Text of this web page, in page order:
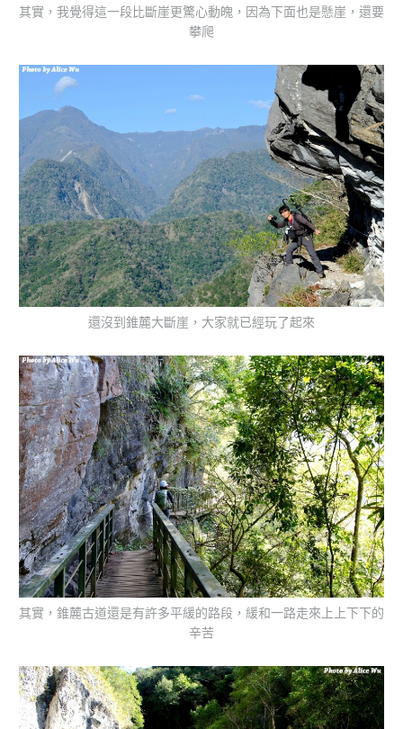
其實，我覺得這一段比斷崖更驚心動魄，因為下面也是懸崖，還要
攀爬
還沒到錐麓大斷崖，大家就已經玩了起來
其實，錐麓古道還是有許多平緩的路段，緩和一路走來上上下下的
辛苦